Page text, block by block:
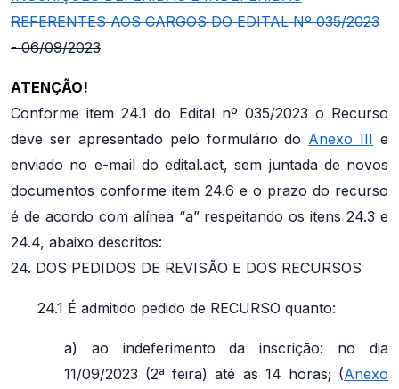
REFERENTES AOS CARGOS DO EDITAL Nº 035/2023
- 06/09/2023
ATENÇÃO!
Conforme item 24.1 do Edital nº 035/2023 o Recurso
deve ser apresentado pelo formulário do Anexo III e
enviado no e-mail do edital.act, sem juntada de novos
documentos conforme item 24.6 e o prazo do recurso
é de acordo com alínea “a” respeitando os itens 24.3 e
24.4, abaixo descritos:
24. DOS PEDIDOS DE REVISÃO E DOS RECURSOS
24.1 É admitido pedido de RECURSO quanto:
a) ao indeferimento da inscrição: no dia
11/09/2023 (2ª feira) até as 14 horas; (Anexo